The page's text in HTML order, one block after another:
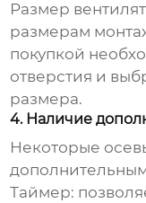
Размер
размерам
покупкой
отверстия и
размера.
4. Наличие
Некоторые
Таймер: